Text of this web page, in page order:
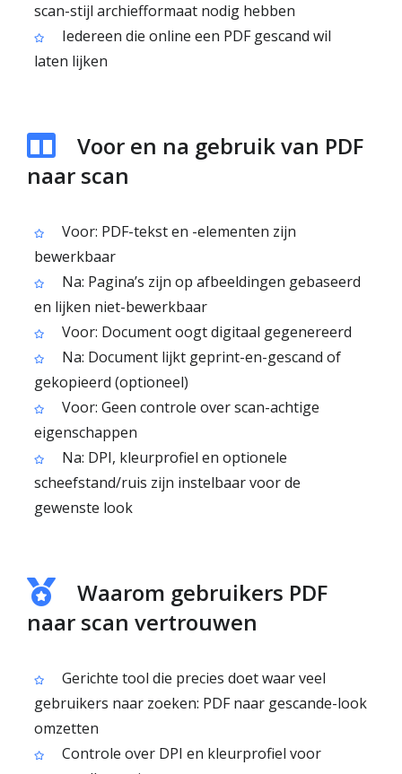
scan-stijl archiefformaat nodig hebben
Iedereen die online een PDF gescand wil
laten lijken
Voor en na gebruik van PDF
naar scan
Voor: PDF-tekst en -elementen zijn
bewerkbaar
Na: Pagina’s zijn op afbeeldingen gebaseerd
en lijken niet-bewerkbaar
Voor: Document oogt digitaal gegenereerd
Na: Document lijkt geprint-en-gescand of
gekopieerd (optioneel)
Voor: Geen controle over scan-achtige
eigenschappen
Na: DPI, kleurprofiel en optionele
scheefstand/ruis zijn instelbaar voor de
gewenste look
Waarom gebruikers PDF
naar scan vertrouwen
Gerichte tool die precies doet waar veel
gebruikers naar zoeken: PDF naar gescande-look
omzetten
Controle over DPI en kleurprofiel voor